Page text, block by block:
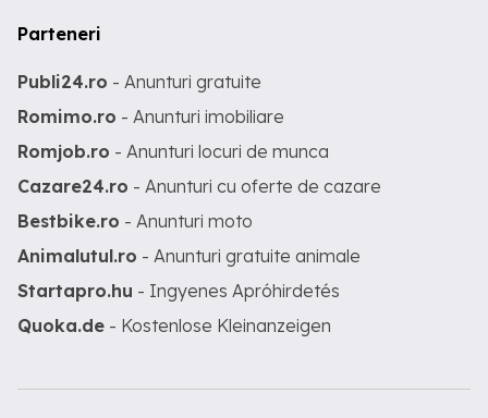
Parteneri
Publi24.ro - Anunturi gratuite
Romimo.ro - Anunturi imobiliare
Romjob.ro - Anunturi locuri de munca
Cazare24.ro - Anunturi cu oferte de cazare
Bestbike.ro - Anunturi moto
Animalutul.ro - Anunturi gratuite animale
Startapro.hu - Ingyenes Apróhirdetés
Quoka.de - Kostenlose Kleinanzeigen